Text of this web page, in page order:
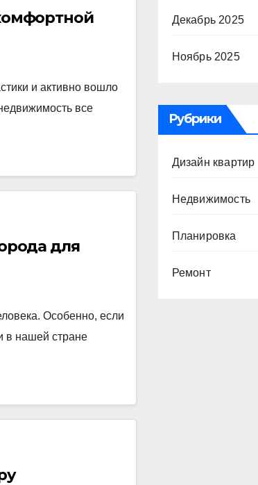
и активно вошло
все
для
Особенно, если
в нашей стране
Декабрь 2025
Ноябрь 2025
Рубрики
Дизайн квартир
Недвижимость
Планировка
Ремонт